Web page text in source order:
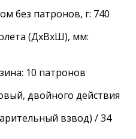
без патронов, г: 740
(ДхВхШ), мм:
10 патронов
двойного действия
взвод) / 34